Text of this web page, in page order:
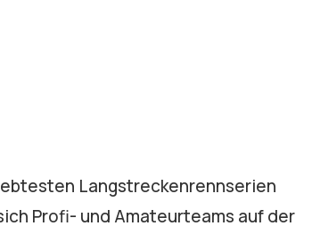
Langstreckenrennserien
Profi- und Amateurteams auf der